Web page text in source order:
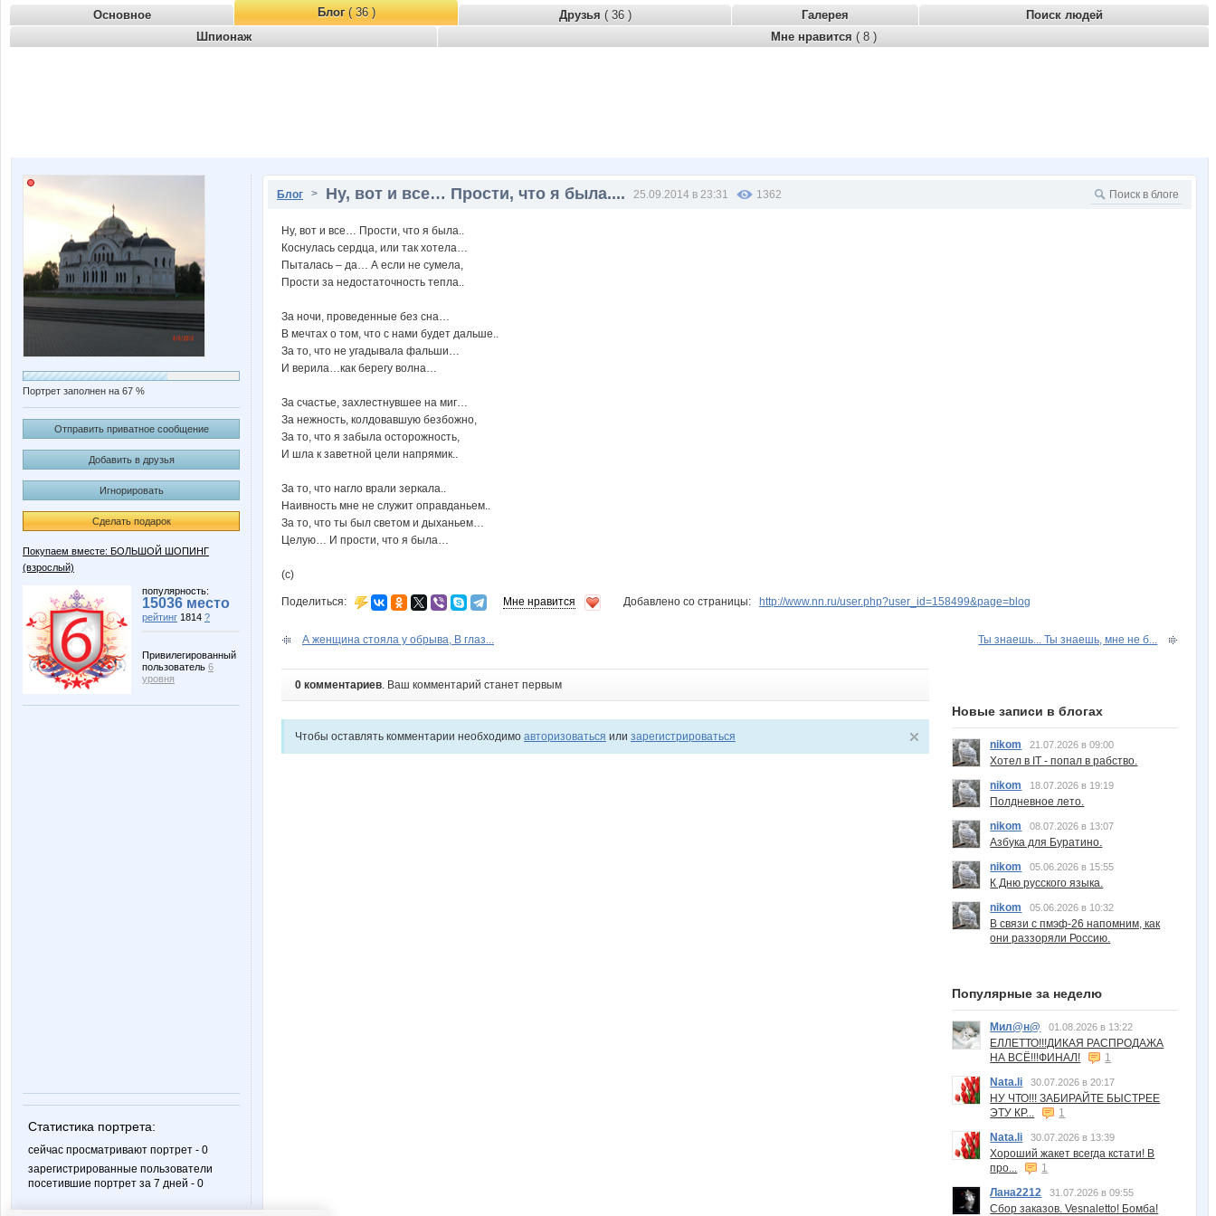
Основное Блог( 36 ) Друзья ( 36 ) Галерея
Поиск людей
Шпионаж
Мне нравится ( 8 )
Портрет заполнен на 67 %
Отправить приватное сообщение
Добавить в друзья
Игнорировать
Сделать подарок
Покупаем вместе: БОЛЬШОЙ ШОПИНГ
(взрослый)
популярность:
15036 место
рейтинг 1814 ?
Привилегированный
пользователь 6
уровня
Статистика портрета:
сейчас просматривают портрет - 0
зарегистрированные пользователи
посетившие портрет за 7 дней - 0
Блог > Ну, вот и все… Прости, что я была.... 25.09.2014 в 23:31 1362
Ну, вот и все… Прости, что я была..
Коснулась сердца, или так хотела…
Пыталась – да… А если не сумела,
Прости за недостаточность тепла..
За ночи, проведенные без сна…
В мечтах о том, что с нами будет дальше..
За то, что не угадывала фальши…
И верила…как берегу волна…
За счастье, захлестнувшее на миг…
За нежность, колдовавшую безбожно,
За то, что я забыла осторожность,
И шла к заветной цели напрямик..
За то, что нагло врали зеркала..
Наивность мне не служит оправданьем..
За то, что ты был светом и дыханьем…
Целую… И прости, что я была…
(с)
Поделиться: Мне нравится Добавлено со страницы: http://www.nn.ru/user.php?user_id=158499&page=blog
А женщина стояла у обрыва, В глаз... Ты знаешь... Ты знаешь, мне не б...
0 комментариев. Ваш комментарий станет первым
Чтобы оставлять комментарии необходимо авторизоваться или зарегистрироваться
Новые записи в блогах
nikom 21.07.2026 в 09:00
Хотел в IT - попал в рабство.
nikom
18.07.2026 в 19:19
Полдневное лето.
nikom
08.07.2026 в 13:07
Азбука для Буратино.
nikom
05.06.2026 в 15:55
К Дню русского языка.
nikom
05.06.2026 в 10:32
В связи с пмэф-26 напомним, как
они раззоряли Россию.
Популярные за неделю
Мил@н@ 01.08.2026 в 13:22
ЕЛЛЕТТО!!!ДИКАЯ РАСПРОДАЖА
НА ВСЁ!!!ФИНАЛ!
1
Nata.li
30.07.2026 в 20:17
НУ ЧТО!!! ЗАБИРАЙТЕ БЫСТРЕЕ
ЭТУ КР...
1
Nata.li
30.07.2026 в 13:39
Хороший жакет всегда кстати! В
про...
1
Лана2212
31.07.2026 в 09:55
Сбор заказов. Vesnaletto! Бомба!